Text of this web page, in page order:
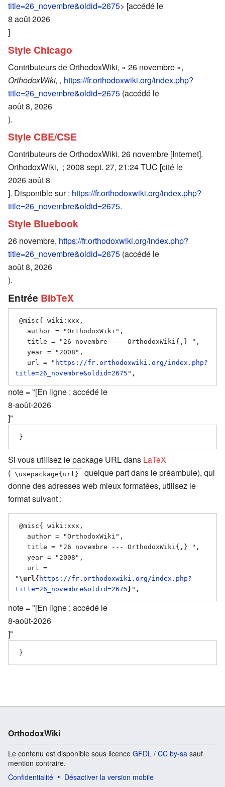
title=26_novembre&oldid=2675> [accédé le
8 août 2026
]
Style Chicago
Contributeurs de OrthodoxWiki, « 26 novembre »,
OrthodoxWiki, , https://fr.orthodoxwiki.org/index.php?
title=26_novembre&oldid=2675 (accédé le
août 8, 2026
).
Style CBE/CSE
Contributeurs de OrthodoxWiki. 26 novembre [Internet].
OrthodoxWiki, ; 2008 sept. 27, 21:24 TUC [cité le
2026 août 8
]. Disponible sur : https://fr.orthodoxwiki.org/index.php?
title=26_novembre&oldid=2675.
Style Bluebook
26 novembre, https://fr.orthodoxwiki.org/index.php?
title=26_novembre&oldid=2675 (accédé le
août 8, 2026
).
Entrée BibTeX
   url = "
https://fr.orthodoxwiki.org/index.php?
title=26_novembre&oldid=2675
note = "[En ligne ; accédé le
8-août-2026
]"
Si vous utilisez le package URL dans LaTeX
( \usepackage{url}
quelque part dans le préambule), qui
donne des adresses web mieux formatées, utilisez le
format suivant :
" \url{ https://fr.orthodoxwiki.org/index.php?
title=26_novembre&oldid=2675 }
note = "[En ligne ; accédé le
8-août-2026
]"
OrthodoxWiki
Le contenu est disponible sous licence GFDL / CC by-sa sauf
mention contraire.
Confidentialité
Désactiver la version mobile